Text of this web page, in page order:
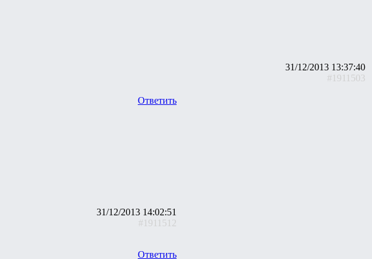
31/12/2013 13:37:40
#1911503
Ответить
31/12/2013 14:02:51
#1911512
Ответить